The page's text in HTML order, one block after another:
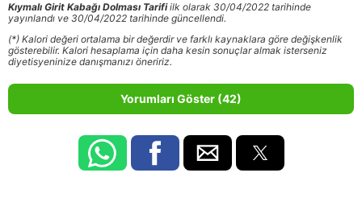
Kıymalı Girit Kabağı Dolması Tarifiilk olarak 30/04/2022 tarihinde
yayınlandı ve 30/04/2022 tarihinde güncellendi.
(*) Kalori değeri ortalama bir değerdir ve farklı kaynaklara göre değişkenlik
gösterebilir. Kalori hesaplama için daha kesin sonuçlar almak isterseniz
diyetisyeninize danışmanızı öneririz.
Yorumları Göster (42)